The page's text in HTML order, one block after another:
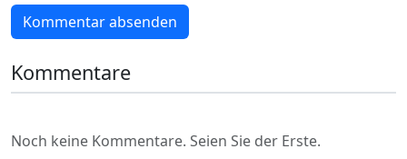
Kommentar absenden
Kommentare
Noch keine Kommentare. Seien Sie der Erste.